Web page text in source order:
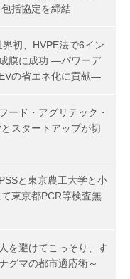
括協定を締結
界初、HVPE法で6イン
膜に成功 ―パワーデ
の省エネ化に貢献―
ード・アグリテック・
スタートアップが切
と東京農工大学と小
東京都PCR等検査無
を避けてこっそり、す
グマの都市適応術～